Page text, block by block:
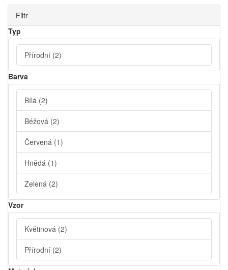
Filtr
Typ
Přírodní (2)
Barva
Bílá (2)
Béžová (2)
Červená (1)
Hnědá (1)
Zelená (2)
Vzor
Květinová (2)
Přírodní (2)